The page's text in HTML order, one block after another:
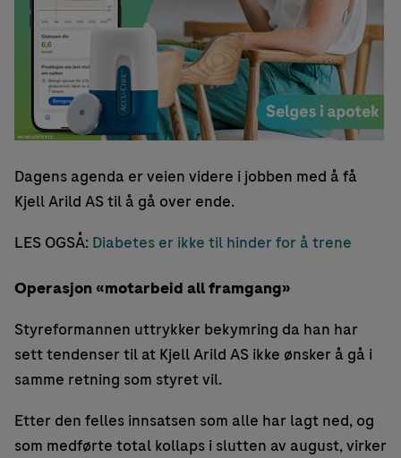
Dagens agenda er veien videre i jobben med å få
Kjell Arild AS til å gå over ende.
LES OGSÅ: Diabetes er ikke til hinder for å trene
Operasjon «motarbeid all framgang»
Styreformannen uttrykker bekymring da han har
sett tendenser til at Kjell Arild AS ikke ønsker å gå i
samme retning som styret vil.
Etter den felles innsatsen som alle har lagt ned, og
som medførte total kollaps i slutten av august, virker